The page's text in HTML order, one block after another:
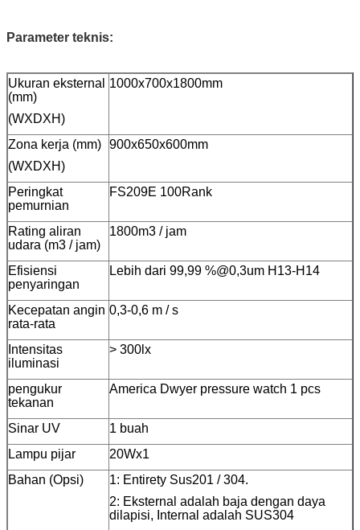
Parameter teknis:
Ukuran eksternal
(mm)
(WXDXH)
1000x700x1800mm
Zona kerja (mm)
(WXDXH)
900x650x600mm
Peringkat
pemurnian
FS209E 100Rank
Rating aliran
udara (m3 / jam)
1800m3 / jam
Efisiensi
penyaringan
Lebih dari 99,99 %@0,3um H13-H14
Kecepatan angin
rata-rata
0,3-0,6 m / s
Intensitas
iluminasi
> 300lx
pengukur
tekanan
America Dwyer pressure watch 1 pcs
Sinar UV
1 buah
Lampu pijar
20Wx1
Bahan (Opsi)
1: Entirety Sus201 / 304.
2: Eksternal adalah baja dengan daya
dilapisi, Internal adalah SUS304